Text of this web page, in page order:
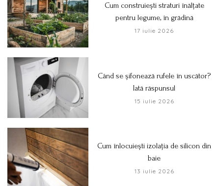
Cum construiești straturi înălțate
pentru legume, în grădină
17 iulie 2026
Când se șifonează rufele în uscător?
Iată răspunsul
15 iulie 2026
Cum înlocuiești izolația de silicon din
baie
13 iulie 2026